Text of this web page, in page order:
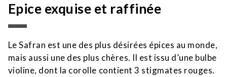
Epice exquise et raffinée
Le Safran est une des plus désirées épices au monde,
mais aussi une des plus chères. Il est issu d’une bulbe
violine, dont la corolle contient 3 stigmates rouges.